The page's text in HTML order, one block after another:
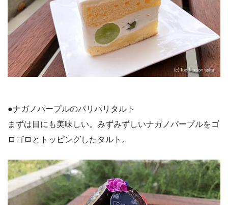
●ナガノパープルのパリパリタルト
まずは目にも美味しい。みずみずしいナガノパープルをゴ
ロゴロとトッピングしたタルト。